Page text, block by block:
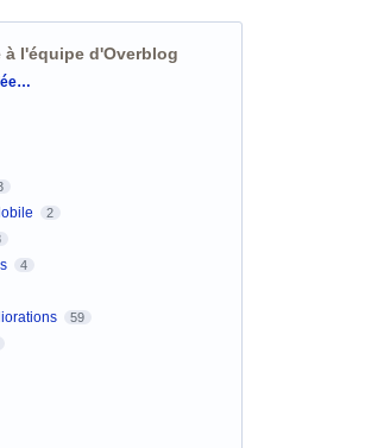
à l'équipe d'Overblog
2
4
59